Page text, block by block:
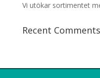
Vi utökar sortimentet
Recent Comments